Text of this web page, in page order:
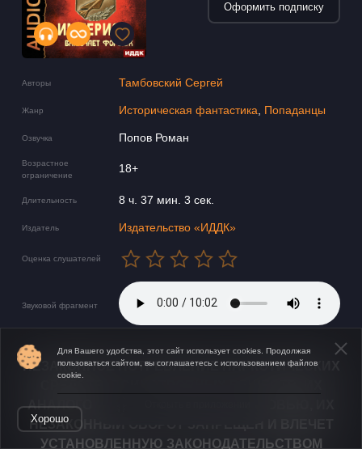
Авторы Тамбовский Сергей
Жанр Историческая фантастика Попаданцы
Озвучка Попов Роман
Возрастное
ограничение
18+
Длительность 8 ч. 37 мин. 3 сек.
Издатель Издательство «ИДДК»
Оценка слушателей
Звуковой фрагмент
Оформить подписку
НЕЗАКОННОЕ ПОТРЕБЛЕНИЕ НАРКОТИЧЕСКИХ
АНАЛОГОВ ПРИЧИНЯЕТ ВРЕД ЗДОРОВЬЮ, ИХ
НЕЗАКОННЫЙ ОБОРОТ ЗАПРЕЩЁН И ВЛЕЧЕТ
УСТАНОВЛЕННУЮ ЗАКОНОДАТЕЛЬСТВОМ
Для Вашего удобства, этот сайт использует cookies. Продолжая
пользоваться сайтом, вы соглашаетесь с использованием файлов
cookie.
Хорошо